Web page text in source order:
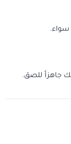
سواء.
جاهزاً للصق.